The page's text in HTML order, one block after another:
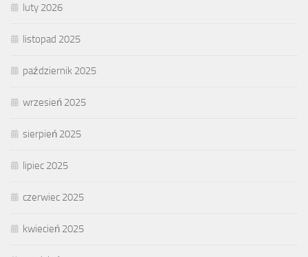
luty 2026
listopad 2025
październik 2025
wrzesień 2025
sierpień 2025
lipiec 2025
czerwiec 2025
kwiecień 2025